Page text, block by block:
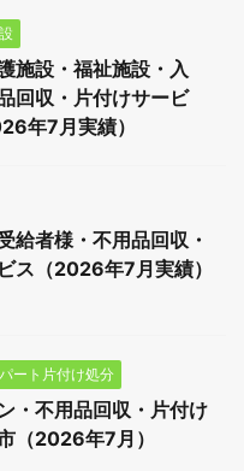
施設・福祉施設・入
回収・片付けサービ
年7月実績）
給者様・不用品回収・
ス（2026年7月実績）
ート片付け処分
・不用品回収・片付け
（2026年7月）